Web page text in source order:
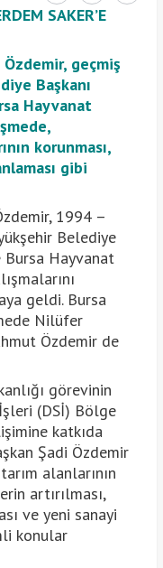
SAKER’E
geçmiş
Başkanı
Hayvanat
korunması,
gibi
1994 –
Belediye
Bursa Hayvanat
geldi. Bursa
Nilüfer
Özdemir de
görevinin
(DSİ) Bölge
katkıda
Şadi Özdemir
alanlarının
artırılması,
ve yeni sanayi
konular